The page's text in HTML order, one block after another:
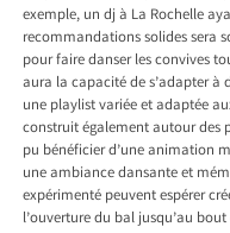
exemple, undj à La Rochelle
recommandations solides sera
pour faire danser les convives
aura la capacité de s’adapter à
une playlist variée et adaptée
construit également autour des
pu bénéficier d’une animation
une ambiance dansante et
expérimenté peuvent espérer
l’ouverture du bal jusqu’au